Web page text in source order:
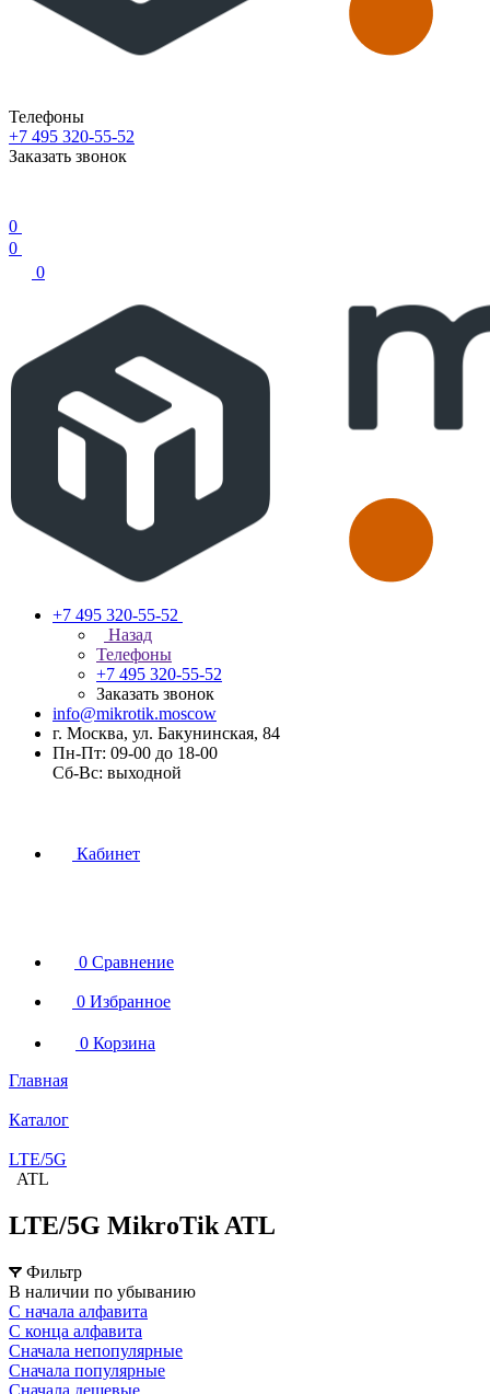
Телефоны
+7 495 320-55-52
Заказать звонок
0
0
0
+7 495 320-55-52
Назад
Телефоны
+7 495 320-55-52
Заказать звонок
info@mikrotik.moscow
г. Москва, ул. Бакунинская, 84
Пн-Пт: 09-00 до 18-00
Сб-Вс: выходной
Кабинет
0 Сравнение
0 Избранное
0 Корзина
Главная
Каталог
LTE/5G
ATL
LTE/5G MikroTik ATL
Фильтр
В наличии по убыванию
С начала алфавита
С конца алфавита
Сначала непопулярные
Сначала популярные
Сначала дешевые